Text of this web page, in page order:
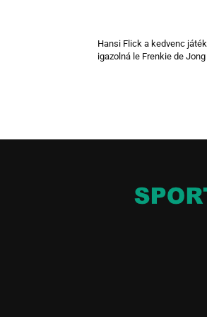
Hansi Flick a kedvenc
igazolná le Frenkie de